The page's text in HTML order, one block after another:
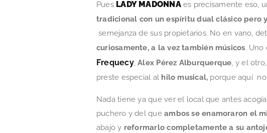
Pues LADY MADONNAes precisamente eso,
tradicional con un espíritu dual clásico pero
semejanza de sus propietarios. No en vano,
curiosamente, a la vez también músicos. Uno
Frequecy,Alex Pérez Alburquerque, y el
preste especial al hilo musical, porque aquí no
Nada tiene ya que ver el local que antes
puchero y del queambos se enamoraron el
abajo y reformarlo completamente a su